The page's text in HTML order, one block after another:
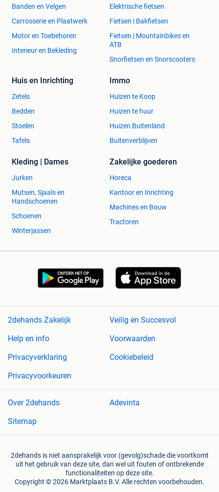
Banden en Velgen
Carrosserie en Plaatwerk
Motor en Toebehoren
Interieur en Bekleding
Elektrische fietsen
Fietsen | Bakfietsen
Fietsen | Mountainbikes en
ATB
Snorfietsen en Snorscooters
Huis en Inrichting
Zetels
Bedden
Stoelen
Tafels
Immo
Huizen te Koop
Huizen te huur
Huizen Buitenland
Buitenverblijven
Kleding | Dames
Jurken
Mutsen, Sjaals en
Handschoenen
Schoenen
Winterjassen
Zakelijke goederen
Horeca
Kantoor en Inrichting
Machines en Bouw
Tractoren
2dehands Zakelijk
Veilig en Succesvol
Help en info
Voorwaarden
Privacyverklaring
Cookiebeleid
Privacyvoorkeuren
Over 2dehands
Adevinta
Sitemap
2dehands is niet aansprakelijk voor (gevolg)schade die voortkomt
uit het gebruik van deze site, dan wel uit fouten of ontbrekende
functionaliteiten op deze site.
Copyright © 2026 Marktplaats B.V. Alle rechten voorbehouden.